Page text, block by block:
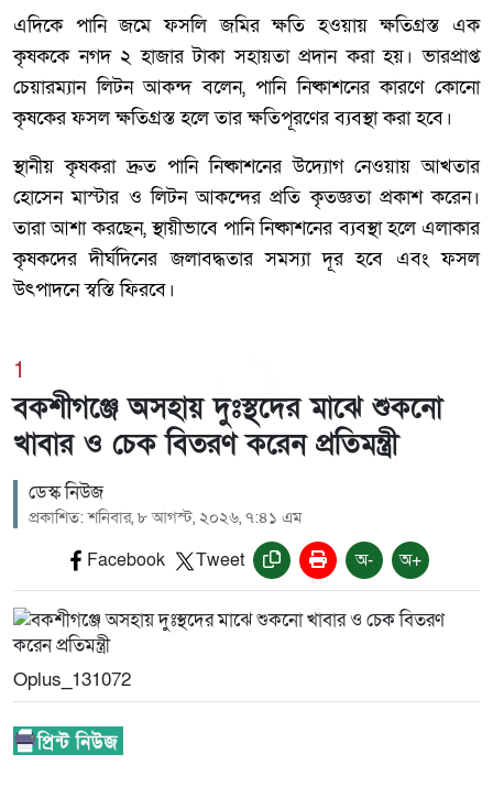
এদিকে পানি জমে ফসলি জমির ক্ষতি হওয়ায় ক্ষতিগ্রস্ত এক
কৃষককে নগদ ২ হাজার টাকা সহায়তা প্রদান করা হয়। ভারপ্রাপ্ত
চেয়ারম্যান লিটন আকন্দ বলেন, পানি নিষ্কাশনের কারণে কোনো
কৃষকের ফসল ক্ষতিগ্রস্ত হলে তার ক্ষতিপূরণের ব্যবস্থা করা হবে।
স্থানীয় কৃষকরা দ্রুত পানি নিষ্কাশনের উদ্যোগ নেওয়ায় আখতার
হোসেন মাস্টার ও লিটন আকন্দের প্রতি কৃতজ্ঞতা প্রকাশ করেন।
তারা আশা করছেন, স্থায়ীভাবে পানি নিষ্কাশনের ব্যবস্থা হলে এলাকার
কৃষকদের দীর্ঘদিনের জলাবদ্ধতার সমস্যা দূর হবে এবং ফসল
উৎপাদনে স্বস্তি ফিরবে।
1
বকশীগঞ্জে অসহায় দুঃস্থদের মাঝে শুকনো
খাবার ও চেক বিতরণ করেন প্রতিমন্ত্রী
ডেস্ক নিউজ
প্রকাশিত: শনিবার, ৮ আগস্ট, ২০২৬, ৭:৪১ এম
Facebook Tweet অ- অ+
Oplus_131072